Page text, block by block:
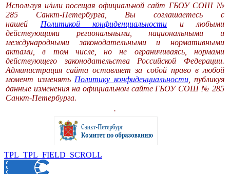
Используя и/или посещая официальной сайт ГБОУ СОШ №
285 Санкт-Петербурга, Вы соглашаетесь с
нашей Политикой конфиденциальности и любыми
действующими региональными, национальными и
международными законодательными и нормативными
актами, в том числе, но не ограничиваясь, нормами
действующего законодательства Российской Федерации.
Администрация сайта оставляет за собой право в любой
момент изменять Политику конфиденциальности, публикуя
данные изменения на официальном сайте ГБОУ СОШ № 285
Санкт-Петербурга.
.
TPL_TPL_FIELD_SCROLL